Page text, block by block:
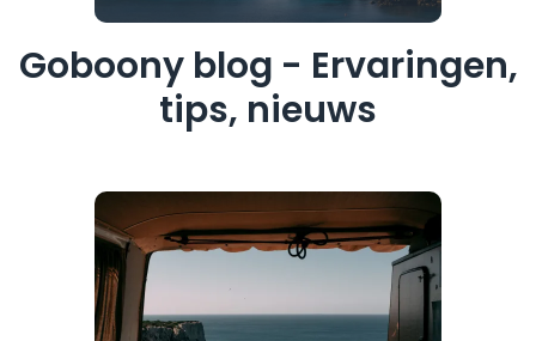
Goboony blog - Ervaringen,
tips, nieuws